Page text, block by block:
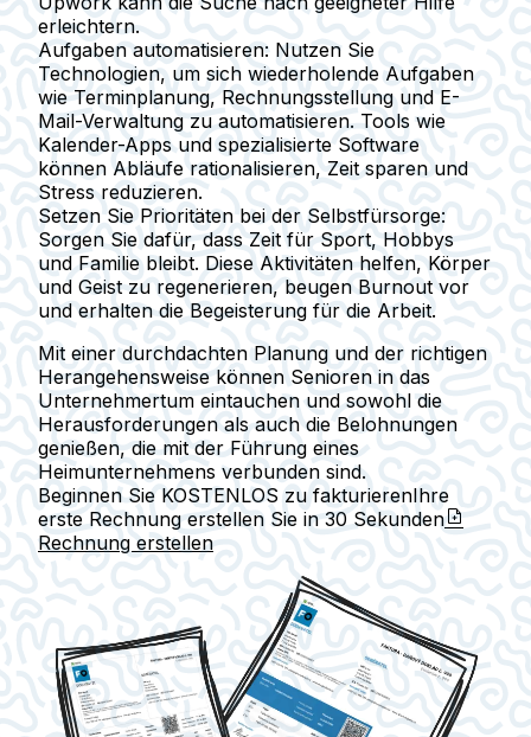
erleichtern.
Aufgaben automatisieren: Nutzen Sie
Technologien, um sich wiederholende Aufgaben
wie Terminplanung, Rechnungsstellung und E-
Mail-Verwaltung zu automatisieren. Tools wie
Kalender-Apps und spezialisierte Software
können Abläufe rationalisieren, Zeit sparen und
Stress reduzieren.
Setzen Sie Prioritäten bei der Selbstfürsorge:
Sorgen Sie dafür, dass Zeit für Sport, Hobbys
und Familie bleibt. Diese Aktivitäten helfen, Körper
und Geist zu regenerieren, beugen Burnout vor
und erhalten die Begeisterung für die Arbeit.
Mit einer durchdachten Planung und der richtigen
Herangehensweise können Senioren in das
Unternehmertum eintauchen und sowohl die
Herausforderungen als auch die Belohnungen
genießen, die mit der Führung eines
Heimunternehmens verbunden sind.
Beginnen Sie KOSTENLOS zu fakturierenIhre
erste Rechnung erstellen Sie in 30 Sekunden
Rechnung erstellen